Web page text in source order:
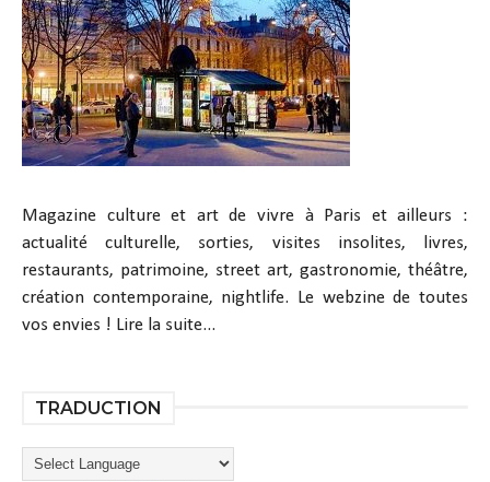
Magazine culture et art de vivre à Paris et ailleurs :
actualité culturelle, sorties, visites insolites, livres,
restaurants, patrimoine, street art, gastronomie, théâtre,
création contemporaine, nightlife. Le webzine de toutes
vos envies ! Lire la suite...
TRADUCTION